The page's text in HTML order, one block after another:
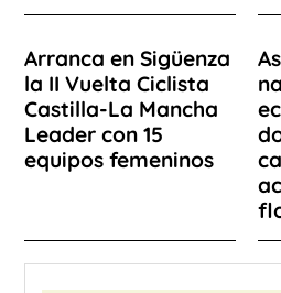
Arranca en Sigüenza
la II Vuelta Ciclista
Castilla-La Mancha
Leader con 15
equipos femeninos